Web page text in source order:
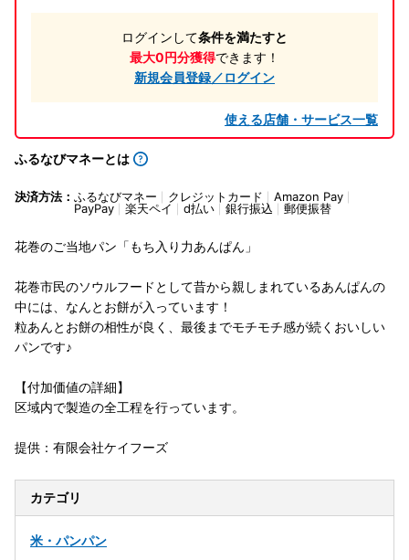
ログインして条件を満たすと
最大0円分獲得できます！
新規会員登録／ログイン
使える店舗・サービス一覧
ふるなびマネーとは
決済方法： ふるなびマネー クレジットカード
Amazon Pay
PayPay
楽天ペイ d払い 銀行振込 郵便振替
花巻のご当地パン「もち入り力あんぱん」
花巻市民のソウルフードとして昔から親しまれているあんぱんの
中には、なんとお餅が入っています！
粒あんとお餅の相性が良く、最後までモチモチ感が続くおいしい
パンです♪
【付加価値の詳細】
区域内で製造の全工程を行っています。
提供：有限会社ケイフーズ
カテゴリ
米・パンパン